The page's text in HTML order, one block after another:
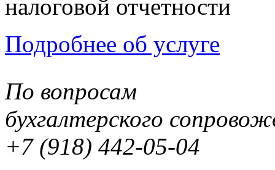
налоговой отчетности
Подробнее об услуге
По вопросам
бухгалтерского
+7 (918) 442-05-04